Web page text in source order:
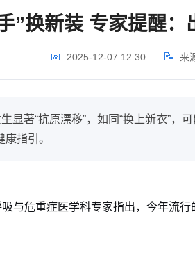
”换新装 专家提醒
📅 2025-12-07 12:30 📝 来
显著“抗原漂移”，如同“换上新衣”
指引。
与危重症医学科专家指出，今年流